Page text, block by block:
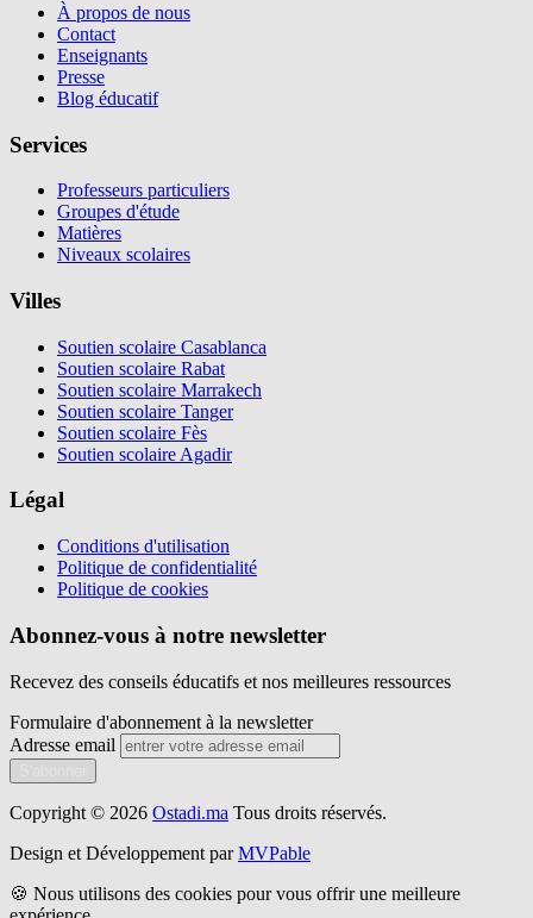
À propos de nous
Contact
Enseignants
Presse
Blog éducatif
Services
Professeurs particuliers
Groupes d'étude
Matières
Niveaux scolaires
Villes
Soutien scolaire Casablanca
Soutien scolaire Rabat
Soutien scolaire Marrakech
Soutien scolaire Tanger
Soutien scolaire Fès
Soutien scolaire Agadir
Légal
Conditions d'utilisation
Politique de confidentialité
Politique de cookies
Abonnez-vous à notre newsletter
Recevez des conseils éducatifs et nos meilleures ressources
Formulaire d'abonnement à la newsletter
Adresse email
Copyright © 2026 Ostadi.ma Tous droits réservés.
Design et Développement par MVPable
🍪 Nous utilisons des cookies pour vous offrir une meilleure